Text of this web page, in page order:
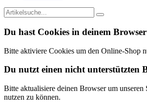
Du hast Cookies in deinem
Bitte aktiviere Cookies um den Online-Shop
Du nutzt einen nicht unterstützten
Bitte aktualisiere deinen Browser um unseren
nutzen zu können.